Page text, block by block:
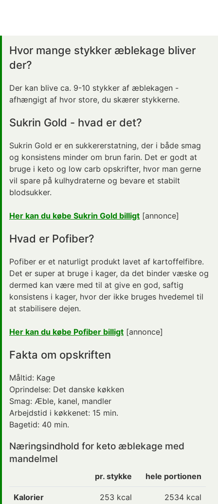
Hvor mange stykker æblekage bliver
der?
Der kan blive ca. 9-10 stykker af æblekagen -
afhængigt af hvor store, du skærer stykkerne.
Sukrin Gold - hvad er det?
Sukrin Gold er en sukkererstatning, der i både smag
og konsistens minder om brun farin. Det er godt at
bruge i keto og low carb opskrifter, hvor man gerne
vil spare på kulhydraterne og bevare et stabilt
blodsukker.
Her kan du købe Sukrin Gold billigt [annonce]
Hvad er Pofiber?
Pofiber er et naturligt produkt lavet af kartoffelfibre.
Det er super at bruge i kager, da det binder væske og
dermed kan være med til at give en god, saftig
konsistens i kager, hvor der ikke bruges hvedemel til
at stabilisere dejen.
Her kan du købe Pofiber billigt [annonce]
Fakta om opskriften
Måltid: Kage
Oprindelse: Det danske køkken
Smag: Æble, kanel, mandler
Arbejdstid i køkkenet: 15 min.
Bagetid: 40 min.
Næringsindhold for keto æblekage med
mandelmel
pr. stykke hele portionen
Kalorier 253 kcal 2534 kcal